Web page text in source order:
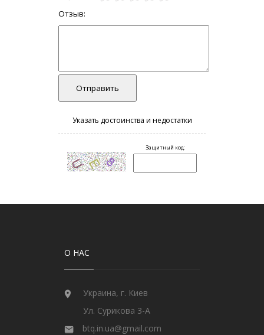
О НАС
Украина, г. Киев
Ул. Сурикова 3-А
btq.in.ua@gmail.com